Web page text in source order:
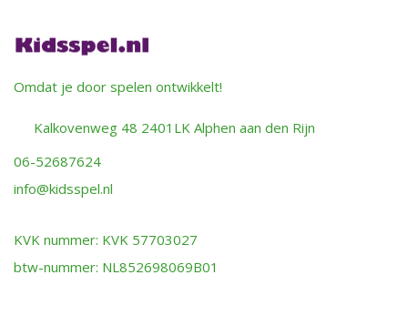
Omdat je door spelen ontwikkelt!
Kalkovenweg 48 2401LK Alphen aan den Rijn
06-52687624
info@kidsspel.nl
KVK nummer: KVK 57703027
btw-nummer: NL852698069B01